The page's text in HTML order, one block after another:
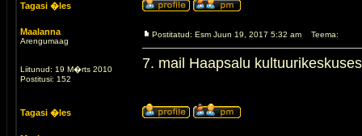
Tagasi �les
Maalanna
Arengumaag
Liitunud: 19 M�rts 2010
Postitusi: 152
Postitatud: Esm Juun 19, 2017 5:32 am Teema:
7. mail Haapsalu
Tagasi �les